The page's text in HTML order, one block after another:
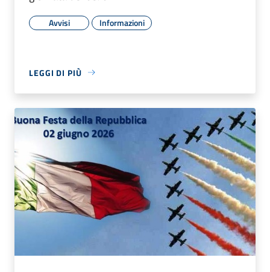
Avvisi Informazioni
LEGGI DI PIÙ